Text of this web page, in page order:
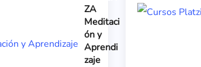
ZA
Meditaci
ón y
Aprendi
zaje